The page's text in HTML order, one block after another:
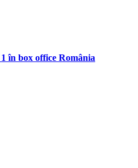
în box office România